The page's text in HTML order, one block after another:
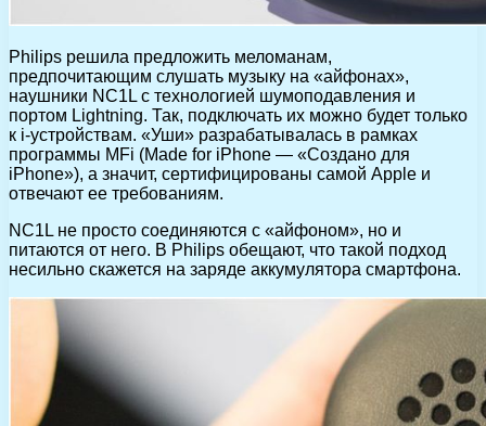
Philips решила предложить меломанам,
предпочитающим слушать музыку на «айфонах»,
наушники NC1L с технологией шумоподавления и
портом Lightning. Так, подключать их можно будет только
к i-устройствам. «Уши» разрабатывалась в рамках
программы MFi (Made for iPhone — «Создано для
iPhone»), а значит, сертифицированы самой Apple и
отвечают ее требованиям.
NC1L не просто соединяются с «айфоном», но и
питаются от него. В Philips обещают, что такой подход
несильно скажется на заряде аккумулятора смартфона.